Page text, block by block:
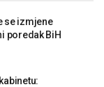
se izmjene
poredak BiH